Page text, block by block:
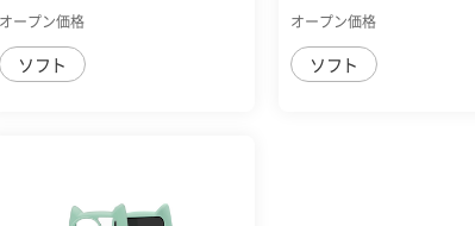
オープン価格
ソフト
オープン価格
ソフト